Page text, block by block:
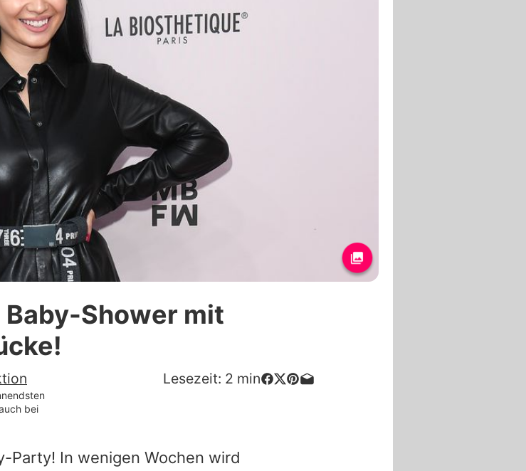
Familie & Liebe
Exklusiv
auf Promiflash
Jobs
runterladen
Team
Richtlinien
Impressum
Utiq verwalten
Shower mit
Lesezeit: 2 min
bei
Party! In wenigen Wochen wird